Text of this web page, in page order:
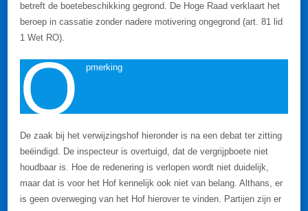
betreft de boetebeschikking gegrond. De Hoge Raad verklaart het
beroep in cassatie zonder nadere motivering ongegrond (art. 81 lid
1 Wet RO).
O pmerking
De zaak bij het verwijzingshof hieronder is na een debat ter zitting
beëindigd. De inspecteur is overtuigd, dat de vergrijpboete niet
houdbaar is. Hoe de redenering is verlopen wordt niet duidelijk,
maar dat is voor het Hof kennelijk ook niet van belang. Althans, er
is geen overweging van het Hof hierover te vinden. Partijen zijn er